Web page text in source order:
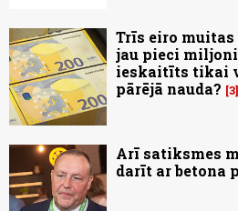
Trīs eiro
jau pieci miljoni
ieskaitīts tikai
pārējā nauda? 3
Arī satiksmes
darīt ar betona